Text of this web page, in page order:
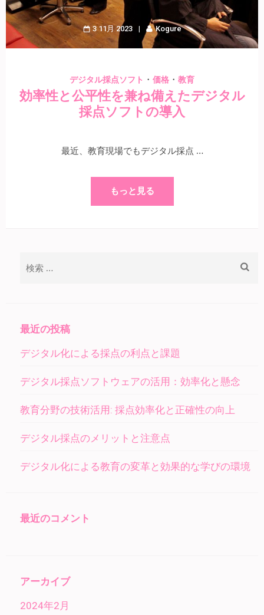
3 11月 2023 Kogure
デジタル採点ソフト ・ 価格 ・ 教育
効率性と公平性を兼ね備えたデジタル
採点ソフトの導入
最近、教育現場でもデジタル採点 …
もっと見る
最近の投稿
デジタル化による採点の利点と課題
デジタル採点ソフトウェアの活用：効率化と懸念
教育分野の技術活用: 採点効率化と正確性の向上
デジタル採点のメリットと注意点
デジタル化による教育の変革と効果的な学びの環境
最近のコメント
アーカイブ
2024年2月